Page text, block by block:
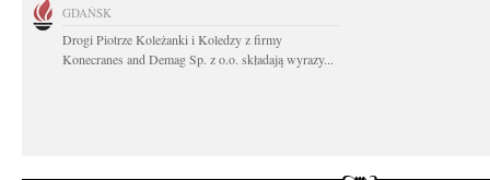
GDAŃSK
Drogi Piotrze Koleżanki i Koledzy z firmy
Konecranes and Demag Sp. z o.o. składają wyrazy...